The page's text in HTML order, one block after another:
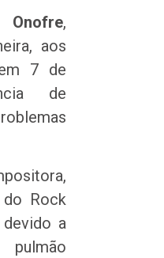
,
aos
7 de
de
do Rock
a